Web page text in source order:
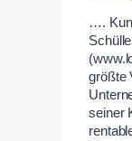
….
größte
seiner